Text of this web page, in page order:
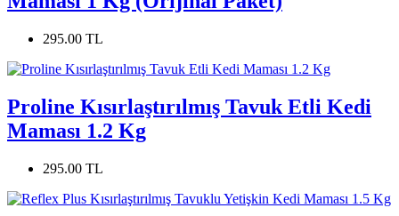
295.00 TL
Proline Kısırlaştırılmış Tavuk Etli Kedi
Maması 1.2 Kg
295.00 TL